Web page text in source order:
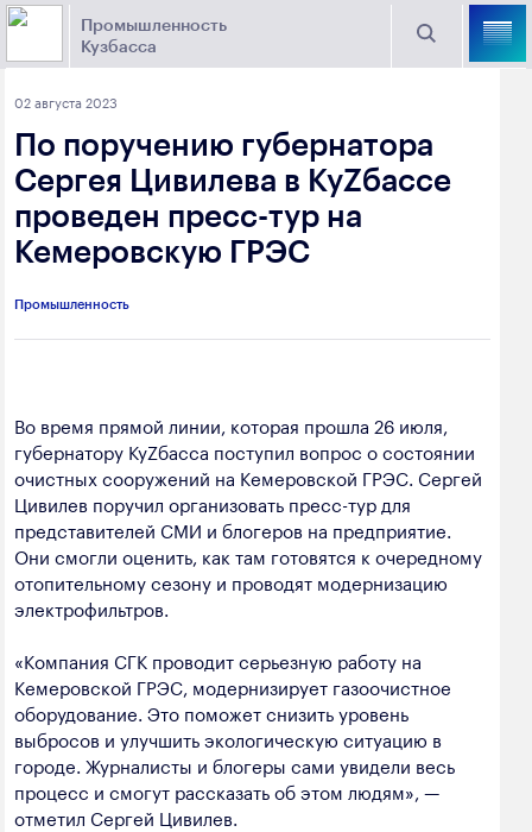
Промышленность
Кузбасса
Поиск
Найти
Торговая площадка Кузбасса
Выберите отрасль
Угольная промышленность
Химическая промышленность
Машиностроение
Промышленность строительных материалов
Добыча общераспространенных
полезных ископаемых
Лёгкая промышленность
Пищевая промышленность
Предприятия
Новости
промышленности
650000, г. Кемерово, пр. Советский, 63
+7 (3842) 58-78-61
dprom@ako.ru
Создание сайта — Мэйк
02 августа 2023
По поручению губернатора
Сергея Цивилева в КуZбассе
проведен пресс-тур на
Кемеровскую ГРЭС
Промышленность
Во время прямой линии, которая прошла 26 июля,
губернатору КуZбасса поступил вопрос о состоянии
очистных сооружений на Кемеровской ГРЭС. Сергей
Цивилев поручил организовать пресс-тур для
представителей СМИ и блогеров на предприятие.
Они смогли оценить, как там готовятся к очередному
отопительному сезону и проводят модернизацию
электрофильтров.
«Компания СГК проводит серьезную работу на
Кемеровской ГРЭС, модернизирует газоочистное
оборудование. Это поможет снизить уровень
выбросов и улучшить экологическую ситуацию в
городе. Журналисты и блогеры сами увидели весь
процесс и смогут рассказать об этом людям», —
отметил Сергей Цивилев.